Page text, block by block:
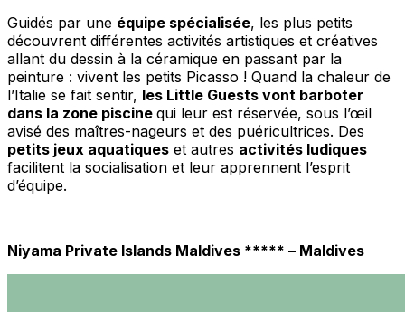
Guidés par une équipe spécialisée, les plus petits
découvrent différentes activités artistiques et créatives
allant du dessin à la céramique en passant par la
peinture : vivent les petits Picasso ! Quand la chaleur de
l’Italie se fait sentir, les Little Guests vont barboter
dans la zone piscine qui leur est réservée, sous l’œil
avisé des maîtres-nageurs et des puéricultrices. Des
petits jeux aquatiques et autres activités ludiques
facilitent la socialisation et leur apprennent l’esprit
d’équipe.
Niyama Private Islands Maldives ***** – Maldives